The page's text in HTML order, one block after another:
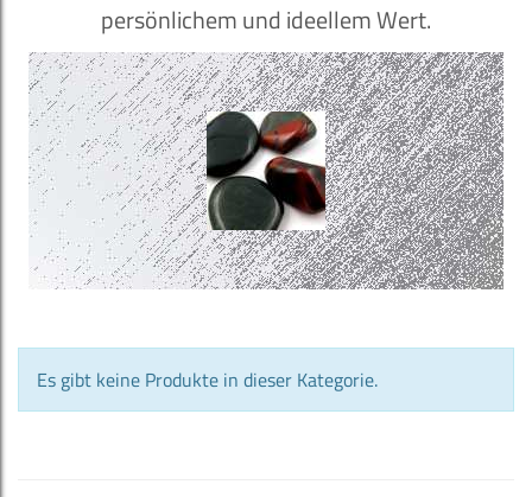
persönlichem und ideellem Wert.
Es gibt keine Produkte in dieser Kategorie.